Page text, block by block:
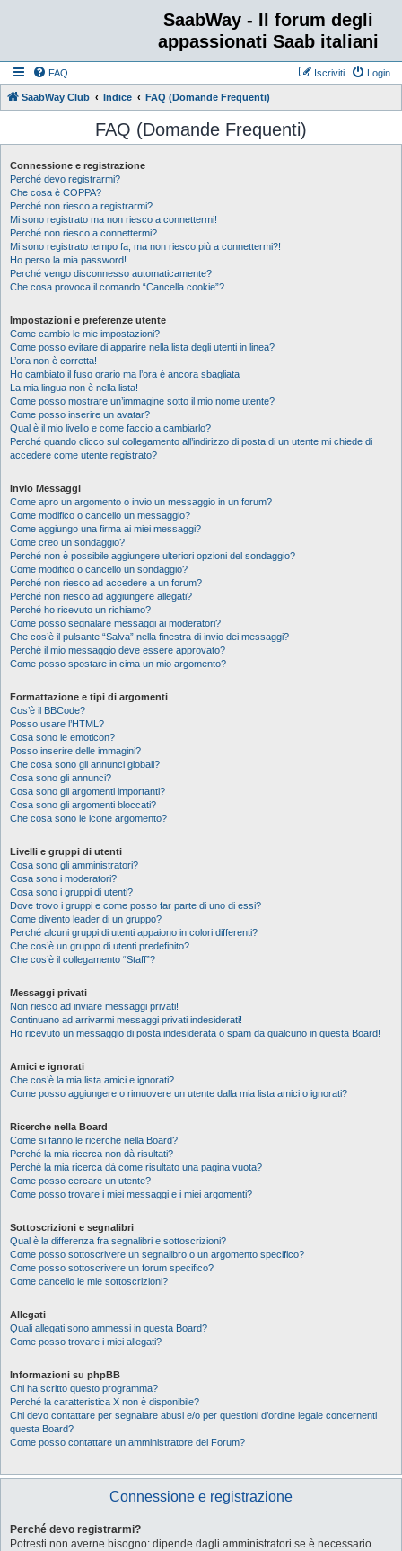
SaabWay - Il forum degli
appassionati Saab italiani
FAQ Login
Iscriviti
SaabWay Club Indice FAQ (Domande Frequenti)
FAQ (Domande Frequenti)
Connessione e registrazione
Perché devo registrarmi?
Che cosa è COPPA?
Perché non riesco a registrarmi?
Mi sono registrato ma non riesco a connettermi!
Perché non riesco a connettermi?
Mi sono registrato tempo fa, ma non riesco più a connettermi?!
Ho perso la mia password!
Perché vengo disconnesso automaticamente?
Che cosa provoca il comando “Cancella cookie”?
Impostazioni e preferenze utente
Come cambio le mie impostazioni?
Come posso evitare di apparire nella lista degli utenti in linea?
L’ora non è corretta!
Ho cambiato il fuso orario ma l’ora è ancora sbagliata
La mia lingua non è nella lista!
Come posso mostrare un’immagine sotto il mio nome utente?
Come posso inserire un avatar?
Qual è il mio livello e come faccio a cambiarlo?
Perché quando clicco sul collegamento all’indirizzo di posta di un utente mi chiede di
accedere come utente registrato?
Invio Messaggi
Come apro un argomento o invio un messaggio in un forum?
Come modifico o cancello un messaggio?
Come aggiungo una firma ai miei messaggi?
Come creo un sondaggio?
Perché non è possibile aggiungere ulteriori opzioni del sondaggio?
Come modifico o cancello un sondaggio?
Perché non riesco ad accedere a un forum?
Perché non riesco ad aggiungere allegati?
Perché ho ricevuto un richiamo?
Come posso segnalare messaggi ai moderatori?
Che cos’è il pulsante “Salva” nella finestra di invio dei messaggi?
Perché il mio messaggio deve essere approvato?
Come posso spostare in cima un mio argomento?
Formattazione e tipi di argomenti
Cos’è il BBCode?
Posso usare l’HTML?
Cosa sono le emoticon?
Posso inserire delle immagini?
Che cosa sono gli annunci globali?
Cosa sono gli annunci?
Cosa sono gli argomenti importanti?
Cosa sono gli argomenti bloccati?
Che cosa sono le icone argomento?
Livelli e gruppi di utenti
Cosa sono gli amministratori?
Cosa sono i moderatori?
Cosa sono i gruppi di utenti?
Dove trovo i gruppi e come posso far parte di uno di essi?
Come divento leader di un gruppo?
Perché alcuni gruppi di utenti appaiono in colori differenti?
Che cos’è un gruppo di utenti predefinito?
Che cos’è il collegamento “Staff”?
Messaggi privati
Non riesco ad inviare messaggi privati!
Continuano ad arrivarmi messaggi privati indesiderati!
Ho ricevuto un messaggio di posta indesiderata o spam da qualcuno in questa Board!
Amici e ignorati
Che cos’è la mia lista amici e ignorati?
Come posso aggiungere o rimuovere un utente dalla mia lista amici o ignorati?
Ricerche nella Board
Come si fanno le ricerche nella Board?
Perché la mia ricerca non dà risultati?
Perché la mia ricerca dà come risultato una pagina vuota?
Come posso cercare un utente?
Come posso trovare i miei messaggi e i miei argomenti?
Sottoscrizioni e segnalibri
Qual è la differenza fra segnalibri e sottoscrizioni?
Come posso sottoscrivere un segnalibro o un argomento specifico?
Come posso sottoscrivere un forum specifico?
Come cancello le mie sottoscrizioni?
Allegati
Quali allegati sono ammessi in questa Board?
Come posso trovare i miei allegati?
Informazioni su phpBB
Chi ha scritto questo programma?
Perché la caratteristica X non è disponibile?
Chi devo contattare per segnalare abusi e/o per questioni d’ordine legale concernenti
questa Board?
Come posso contattare un amministratore del Forum?
Connessione e registrazione
Perché devo registrarmi?
Potresti non averne bisogno: dipende dagli amministratori se è necessario